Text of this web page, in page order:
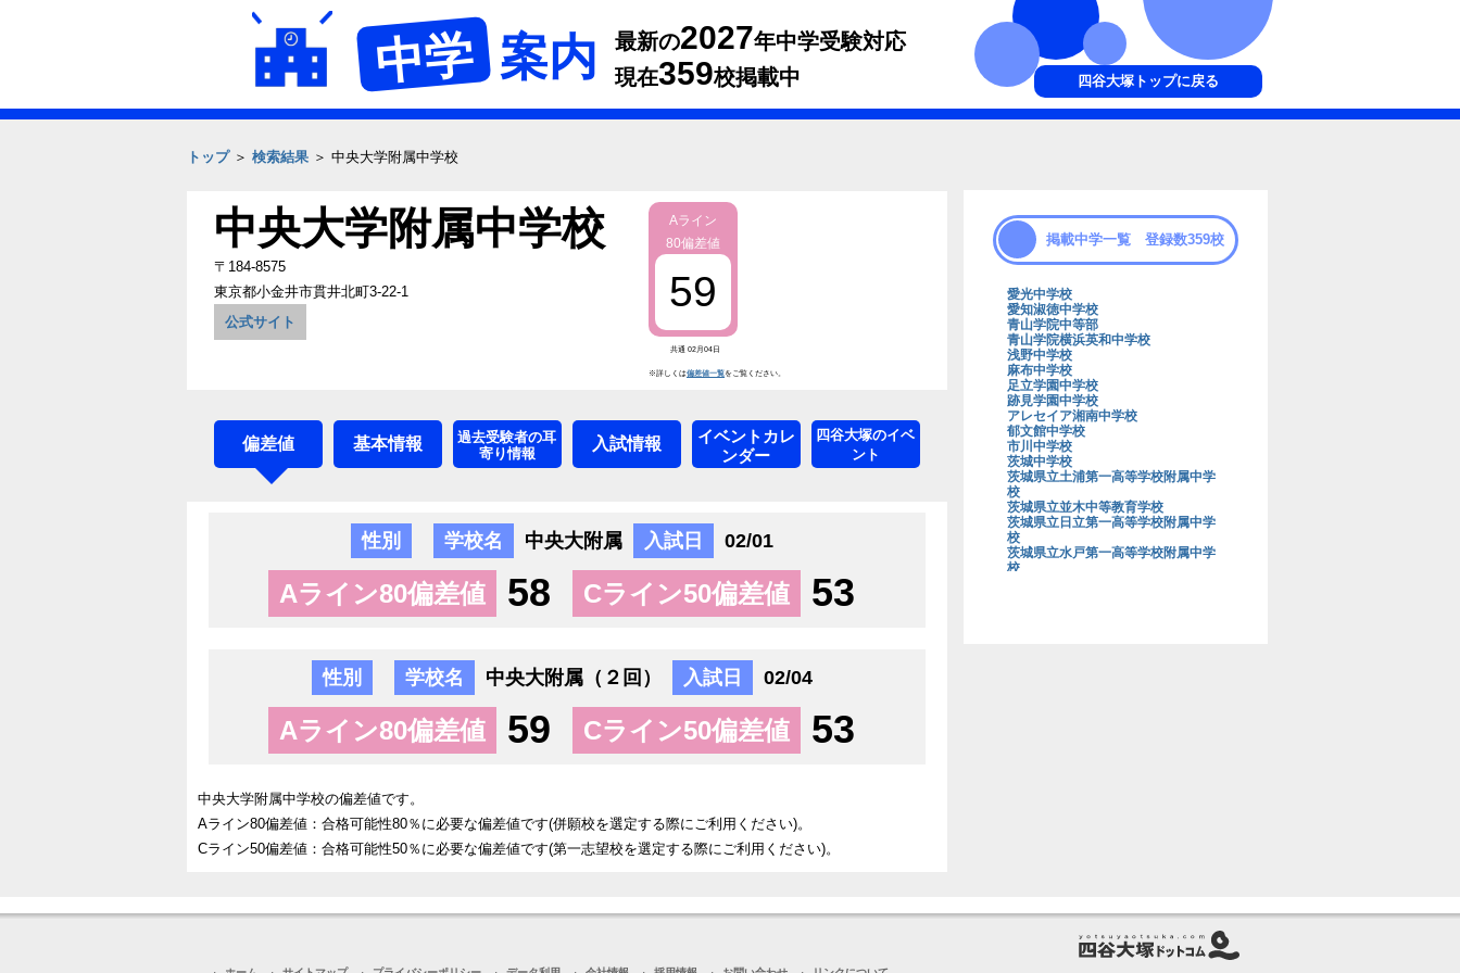
中学 案内 最新の2027年中学受験対応
現在359校掲載中 四谷大塚トップに戻る
トップ＞ 検索結果 ＞ 中央大学附属中学校
中央大学附属中学校
〒184-8575
東京都小金井市貫井北町3-22-1
公式サイト
Aライン
80偏差値
59
共通 02月04日
※詳しくは偏差値一覧をご覧ください。
偏差値 基本情報
過去受験者の耳
寄り情報
入試情報
イベントカレ
ンダー
四谷大塚のイベ
ント
性別 学校名 中央大附属 入試日 02/01
Aライン80偏差値 58 Cライン50偏差値 53
性別 学校名 中央大附属（２回） 入試日 02/04
Aライン80偏差値 59 Cライン50偏差値 53
中央大学附属中学校の偏差値です。
Aライン80偏差値：合格可能性80％に必要な偏差値です(併願校を選定する際にご利用ください)。
Cライン50偏差値：合格可能性50％に必要な偏差値です(第一志望校を選定する際にご利用ください)。
掲載中学一覧 登録数359校
愛光中学校
愛知淑徳中学校
青山学院中等部
青山学院横浜英和中学校
浅野中学校
麻布中学校
足立学園中学校
跡見学園中学校
アレセイア湘南中学校
郁文館中学校
市川中学校
茨城中学校
茨城県立土浦第一高等学校附属中学
校
茨城県立並木中等教育学校
茨城県立日立第一高等学校附属中学
校
茨城県立水戸第一高等学校附属中学
校
海城中学校